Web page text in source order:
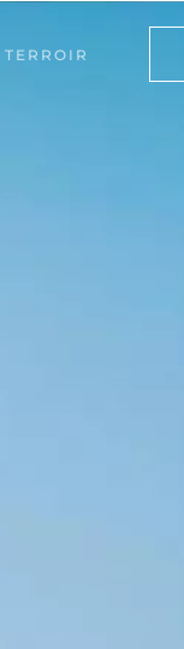
TERROIR